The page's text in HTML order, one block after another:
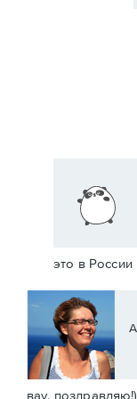
это в
вау, поздравляю!)